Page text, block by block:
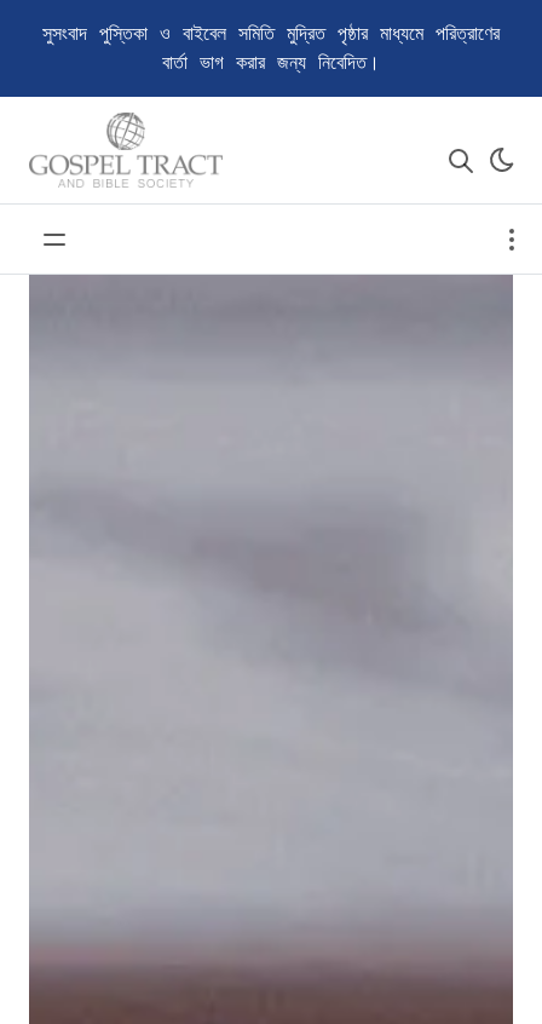
সুসংবাদ পুস্তিকা ও বাইবেল সমিতি মুদ্রিত পৃষ্ঠার মাধ্যমে পরিত্রাণের
বার্তা ভাগ করার জন্য নিবেদিত।